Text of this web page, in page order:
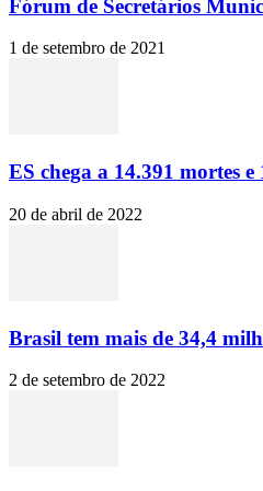
Fórum de Secretários
1 de setembro de 2021
ES chega a 14.391 mortes
20 de abril de 2022
Brasil tem mais de 34,4
2 de setembro de 2022